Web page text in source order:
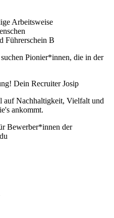
Arbeitsweise
Führerschein B
Pionier*innen, die in der
Dein Recruiter Josip
auf Nachhaltigkeit, Vielfalt und
ankommt.
Bewerber*innen der